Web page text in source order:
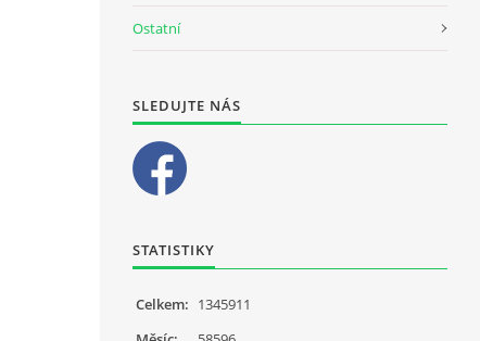
Ostatní
SLEDUJTE NÁS
STATISTIKY
Celkem: 1345911